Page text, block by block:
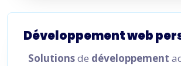
Développement web
Solutionsde développement